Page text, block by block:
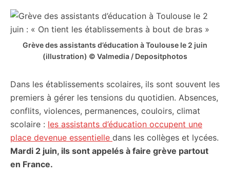
Grève des assistants d’éducation à Toulouse le 2 juin
(illustration) © Valmedia / Depositphotos
Dans les établissements scolaires, ils sont souvent les
premiers à gérer les tensions du quotidien. Absences,
conflits, violences, permanences, couloirs, climat
scolaire : les assistants d’éducation occupent une
place devenue essentielle dans les collèges et lycées.
Mardi 2 juin, ils sont appelés à faire grève partout
en France.